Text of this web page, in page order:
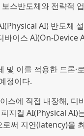
스반도체와 전략적
AI) 반도체
이스 AI(On-Device
이를 적용한 드론·
정이다.
스에 직접 내장해,
지컬 AI(Physical AI)
로써 지연(latency)을